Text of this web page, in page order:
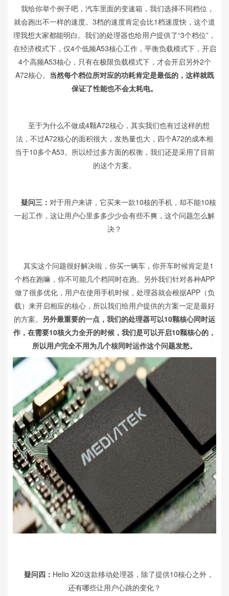
我给你举个例子吧，汽车里面的变速箱，我们选择不同档位，
就会跑出不一样的速度。3档的速度肯定会比1档速度快，这个道
理我想大家都能明白。我们的处理器也给用户提供了“3个档位”，
在经济模式下，仅4个低频A53核心工作，平衡负载模式下，开启
4个高频A53核心，只有在极限负载模式下，才会开启另外2个
A72核心。 当然每个档位所对应的功耗肯定是最低的，这样就既
保证了性能也不会太耗电。
至于为什么不做成4颗A72核心，其实我们也有过这样的想
法，不过A72核心的面积很大，发热量也大，四个A72的成本相
当于10多个A53。所以经过多方面的权衡，我们还是采用了目前
的这个方案。
疑问三： 对于用户来讲，它买来一款10核的手机，却不能10核
一起工作，这让用户心里多多少少会有些不爽，这个问题怎么解
决？
其实这个问题很好解决啦，你买一辆车，你开车时候肯定是1
个档在跑嘛，你不可能几个档同时在跑。另外我们针对各种APP
做了很多优化，用户在使用手机时候，处理器就会根据APP（负
载）来开启相应的核心，所以我们给用户提供的方案一定是最好
的方案。 另外最重要的一点，我们的处理器可以10颗核心同时运
作，在需要10核火力全开的时候，我们是可以开启10颗核心的，
所以用户完全不用为几个核同时运作这个问题发愁。
疑问四： Helio X20这款移动处理器，除了提供10核心之外，
还有哪些让用户心跳的变化？